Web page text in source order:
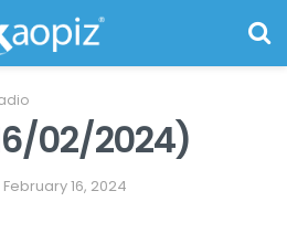
02/2024)
February 16, 2024